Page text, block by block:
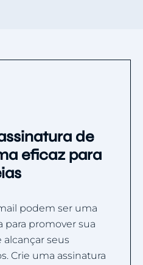
de
eficaz para
podem ser uma
para promover sua
alcançar seus
Crie uma assinatura